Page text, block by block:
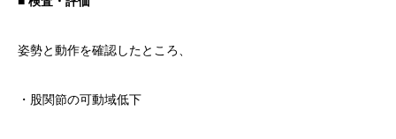
姿勢と動作を確認したところ、
・股関節の可動域低下